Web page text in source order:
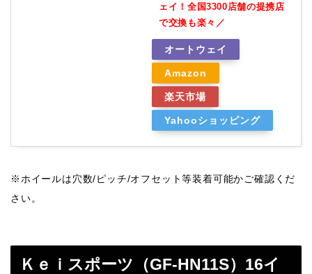
ェイ！全国3300店舗の提携店
で交換も楽々／
オートウェイ
Amazon
楽天市場
Yahooショッピング
※ホイールは穴数/ピッチ/オフセット等装着可能かご確認くだ
さい。
Ｋｅｉスポーツ（GF-HN11S）16イ